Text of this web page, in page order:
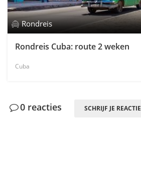
Rondreis
Rondreis Cuba: route 2 weken
Cuba
0 reacties SCHRIJF JE REACTIE